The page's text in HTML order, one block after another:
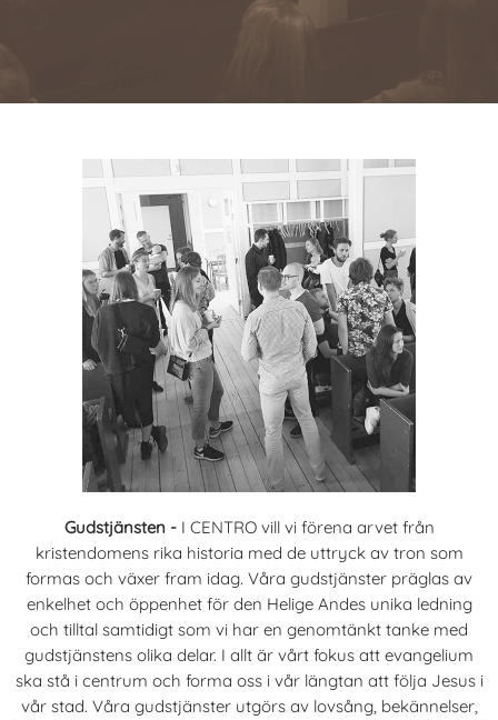
Gudstjänsten - I CENTRO vill vi förena arvet från
kristendomens rika historia med de uttryck av tron som
formas och växer fram idag. Våra gudstjänster präglas av
enkelhet och öppenhet för den Helige Andes unika ledning
och tilltal samtidigt som vi har en genomtänkt tanke med
gudstjänstens olika delar. I allt är vårt fokus att evangelium
ska stå i centrum och forma oss i vår längtan att följa Jesus i
vår stad. Våra gudstjänster utgörs av lovsång, bekännelser,